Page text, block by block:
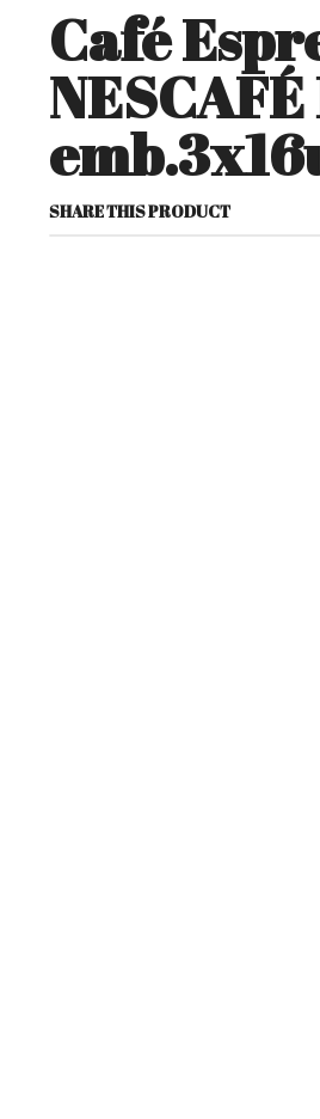
Café
SHARE THIS PRODUCT